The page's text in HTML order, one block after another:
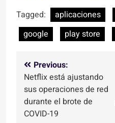
Tagged:
aplicaciones
google
play store
Navegación
de
entradas
Previous:
Netflix está ajustando
sus operaciones de red
durante el brote de
COVID-19